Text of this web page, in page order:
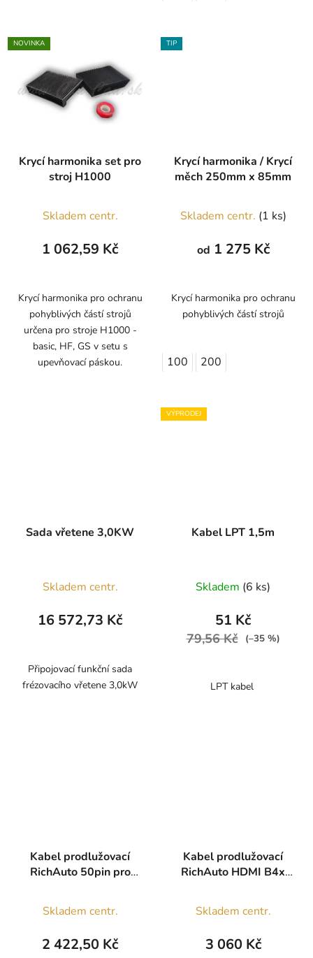
NOVINKA
Krycí harmonika set pro
stroj H1000
Skladem centr.
1 062,59 Kč
Krycí harmonika pro ochranu
pohyblivých částí strojů
určena pro stroje H1000 -
basic, HF, GS v setu s
upevňovací páskou.
TIP
Krycí harmonika / Krycí
měch 250mm x 85mm
Skladem centr. (1 ks)
od 1 275 Kč
Krycí harmonika pro ochranu
pohyblivých částí strojů
100 200
Sada vřetene 3,0KW
Skladem centr.
16 572,73 Kč
Připojovací funkční sada
frézovacího vřetene 3,0kW
VÝPRODEJ
Kabel LPT 1,5m
Skladem (6 ks)
51 Kč
79,56 Kč (–35 %)
LPT kabel
Kabel prodlužovací
RichAuto 50pin pro
Skladem centr.
2 422,50 Kč
Kabel prodlužovací
RichAuto HDMI B4x
hodnocení
produktu
Skladem centr.
3 060 Kč